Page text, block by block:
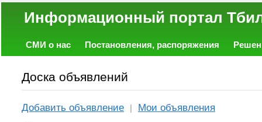
Информационный
СМИ о нас Постановления, распоряжения
Доска объявлений
Добавить объявление Мои объявления